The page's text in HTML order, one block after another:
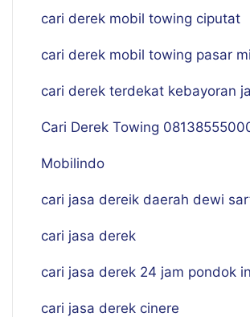
cari derek mobil towing ciputat
cari derek mobil towing pasar
cari derek terdekat kebayoran
Cari Derek Towing
Mobilindo
cari jasa dereik daerah dewi
cari jasa derek
cari jasa derek 24 jam pondok
cari jasa derek cinere